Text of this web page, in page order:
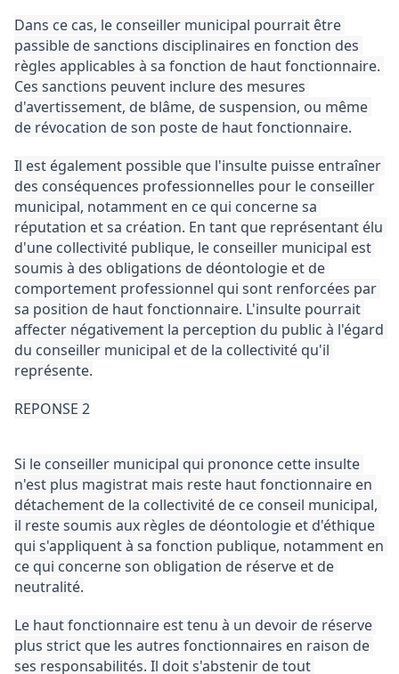
Dans ce cas, le conseiller municipal pourrait être
passible de sanctions disciplinaires en fonction des
Ces sanctions peuvent inclure des mesures
d'avertissement, de blâme, de suspension, ou même
de révocation de son poste de haut fonctionnaire.
Il est également possible que l'insulte puisse entraîner
des conséquences professionnelles pour le conseiller
municipal, notamment en ce qui concerne sa
réputation et sa création. En tant que représentant élu
d'une collectivité publique, le conseiller municipal est
soumis à des obligations de déontologie et de
comportement professionnel qui sont renforcées par
sa position de haut fonctionnaire. L'insulte pourrait
affecter négativement la perception du public à l'égard
du conseiller municipal et de la collectivité qu'il
représente.
REPONSE 2
Si le conseiller municipal qui prononce cette insulte
n'est plus magistrat mais reste haut fonctionnaire en
détachement de la collectivité de ce conseil municipal,
il reste soumis aux règles de déontologie et d'éthique
qui s'appliquent à sa fonction publique, notamment en
ce qui concerne son obligation de réserve et de
neutralité.
Le haut fonctionnaire est tenu à un devoir de réserve
plus strict que les autres fonctionnaires en raison de
ses responsabilités. Il doit s'abstenir de tout